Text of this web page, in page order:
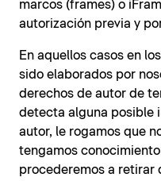
marcos (frames) o
autorización previa y
En aquellos casos en
sido elaborados por
derechos de autor de
detecta alguna posible
autor, le rogamos que
tengamos
procederemos a retirar